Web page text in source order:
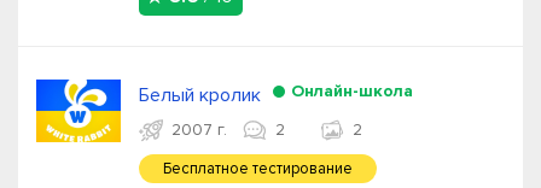
Белый кролик
Онлайн-школа
2007 г.
2 2
Бесплатное тестирование